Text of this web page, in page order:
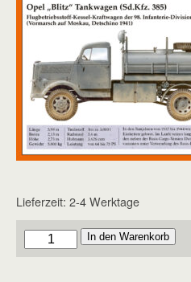
Lieferzeit: 2-4 Werktage
Originalband
-
In den Warenkorb